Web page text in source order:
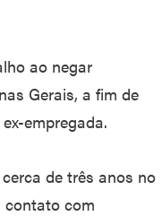
ao negar
Gerais, a fim de
empregada.
de três anos no
contato com